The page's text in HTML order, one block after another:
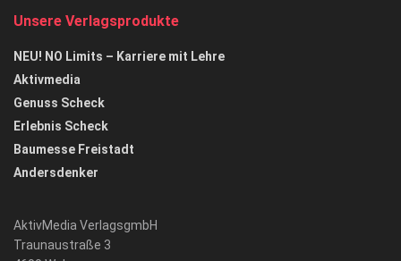
Unsere Verlagsprodukte
NEU! NO Limits – Karriere mit Lehre
Aktivmedia
Genuss Scheck
Erlebnis Scheck
Baumesse Freistadt
Andersdenker
AktivMedia VerlagsgmbH
Traunaustraße 3